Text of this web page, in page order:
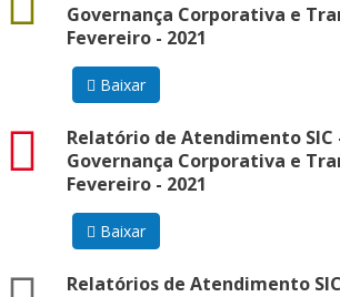
Governança Corporativa e
Fevereiro - 2021
Baixar
Relatório de Atendimento SIC
Governança Corporativa e
Fevereiro - 2021
pdf
Baixar
Relatórios de Atendimento
zip